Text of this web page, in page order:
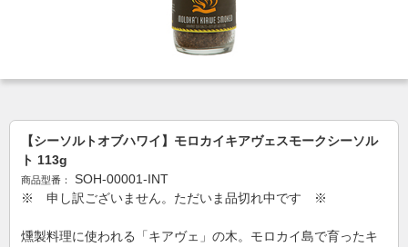
【シーソルトオブハワイ】モロカイキアヴェスモークシーソル
ト 113g
商品型番：
SOH-00001-INT
※ 申し訳ございません。ただいま品切れ中です ※
燻製料理に使われる「キアヴェ」の木。モロカイ島で育ったキ